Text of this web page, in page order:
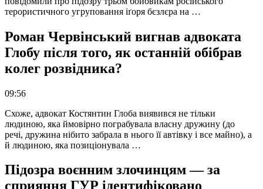
терористичного угруповання іґоря бєзлєра на …
Роман Червінський вигнав адвоката
Глобу після того, як останній обібрав
колег розвідника?
09:56
Схоже, адвокат Костянтин Глоба виявився не тільки
людиною, яка ймовірно пограбувала власну дружину (до
речі, дружина нібито забрала в нього її автівку і все майно), а
й людиною, яка позиціонувала …
Підозра воєнним злочинцям — за
сприяння ГУР ідентифіковано